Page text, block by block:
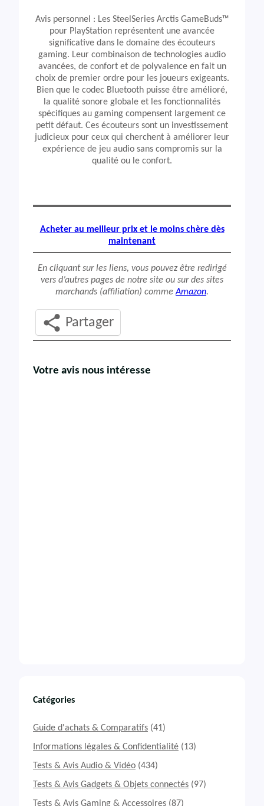
Avis personnel : Les SteelSeries Arctis GameBuds™
pour PlayStation représentent une avancée
significative dans le domaine des écouteurs
gaming. Leur combinaison de technologies audio
avancées, de confort et de polyvalence en fait un
choix de premier ordre pour les joueurs exigeants.
Bien que le codec Bluetooth puisse être amélioré,
la qualité sonore globale et les fonctionnalités
spécifiques au gaming compensent largement ce
petit défaut. Ces écouteurs sont un investissement
judicieux pour ceux qui cherchent à améliorer leur
expérience de jeu audio sans compromis sur la
qualité ou le confort.
Acheter au meilleur prix et le moins chère dès
maintenant
En cliquant sur les liens, vous pouvez être redirigé
vers d’autres pages de notre site ou sur des sites
marchands (affiliation) commeAmazon.
Partager
Votre avis nous intéresse
Catégories
Guide d'achats & Comparatifs (41)
Informations légales & Confidentialité (13)
Tests & Avis Audio & Vidéo (434)
Tests & Avis Gadgets & Objets connectés (97)
Tests & Avis Gaming & Accessoires (87)